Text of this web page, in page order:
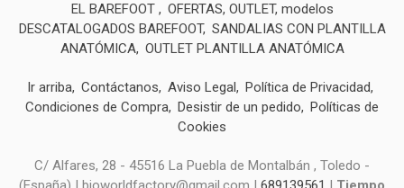
EL BAREFOOT
OFERTAS, OUTLET, modelos
DESCATALOGADOS BAREFOOT SANDALIAS CON PLANTILLA
ANATÓMICA OUTLET PLANTILLA ANATÓMICA
Ir arriba Contáctanos Aviso Legal
Política de Privacidad
Condiciones de Compra Desistir de un pedido
Políticas de
Cookies
C/ Alfares, 28 - 45516 La Puebla de Montalbán , Toledo -